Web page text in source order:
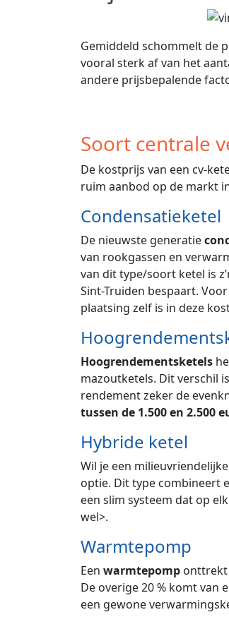
Gemiddeld schommelt de
vooral sterk af van het
andere prijsbepalende
Soort centrale
De kostprijs van een cv-
ruim aanbod op de markt
Condensatieketel
De nieuwste generatie
van rookgassen en
van dit type/soort ketel is
Sint-Truiden bespaart.
plaatsing zelf is in deze
Hoogrendementsketels
mazoutketels. Dit verschil
rendement zeker de
tussen de 1.500 en 2.500
Hybride ketel
Wil je een
optie. Dit type combineert
een slim systeem dat op
wel>.
Warmtepomp
Een warmtepomp onttrekt
De overige 20 % komt
een gewone